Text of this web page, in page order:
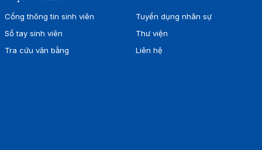
Cổng thông tin sinh viên
Sổ tay sinh viên
Tra cứu văn bằng
Tuyển dụng nhân sự
Thư viện
Liên hệ